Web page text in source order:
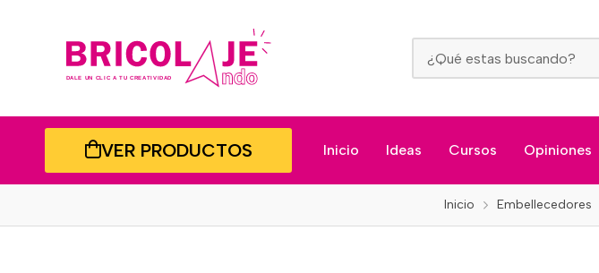
VER PRODUCTOS Inicio Ideas Cursos Opiniones
Inicio Embellecedores